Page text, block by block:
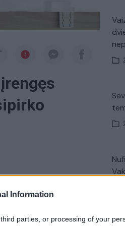
Information
parties, or processing of your
metų sulaukė
tokius veiksmus jam